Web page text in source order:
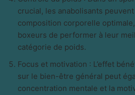
crucial, les anabolisants
composition corporelle
boxeurs de performer à leur
catégorie de poids.
Focus et motivation : L’effet
sur le bien-être général peut
concentration mentale et la